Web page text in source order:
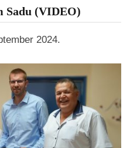
Sadu (VIDEO)
2024.